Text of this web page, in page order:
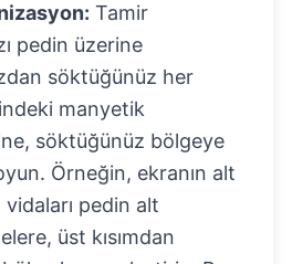
Tamir
pedin üzerine
söktüğünüz her
manyetik
söktüğünüz bölgeye
Örneğin, ekranın alt
vidaları pedin alt
üst kısımdan